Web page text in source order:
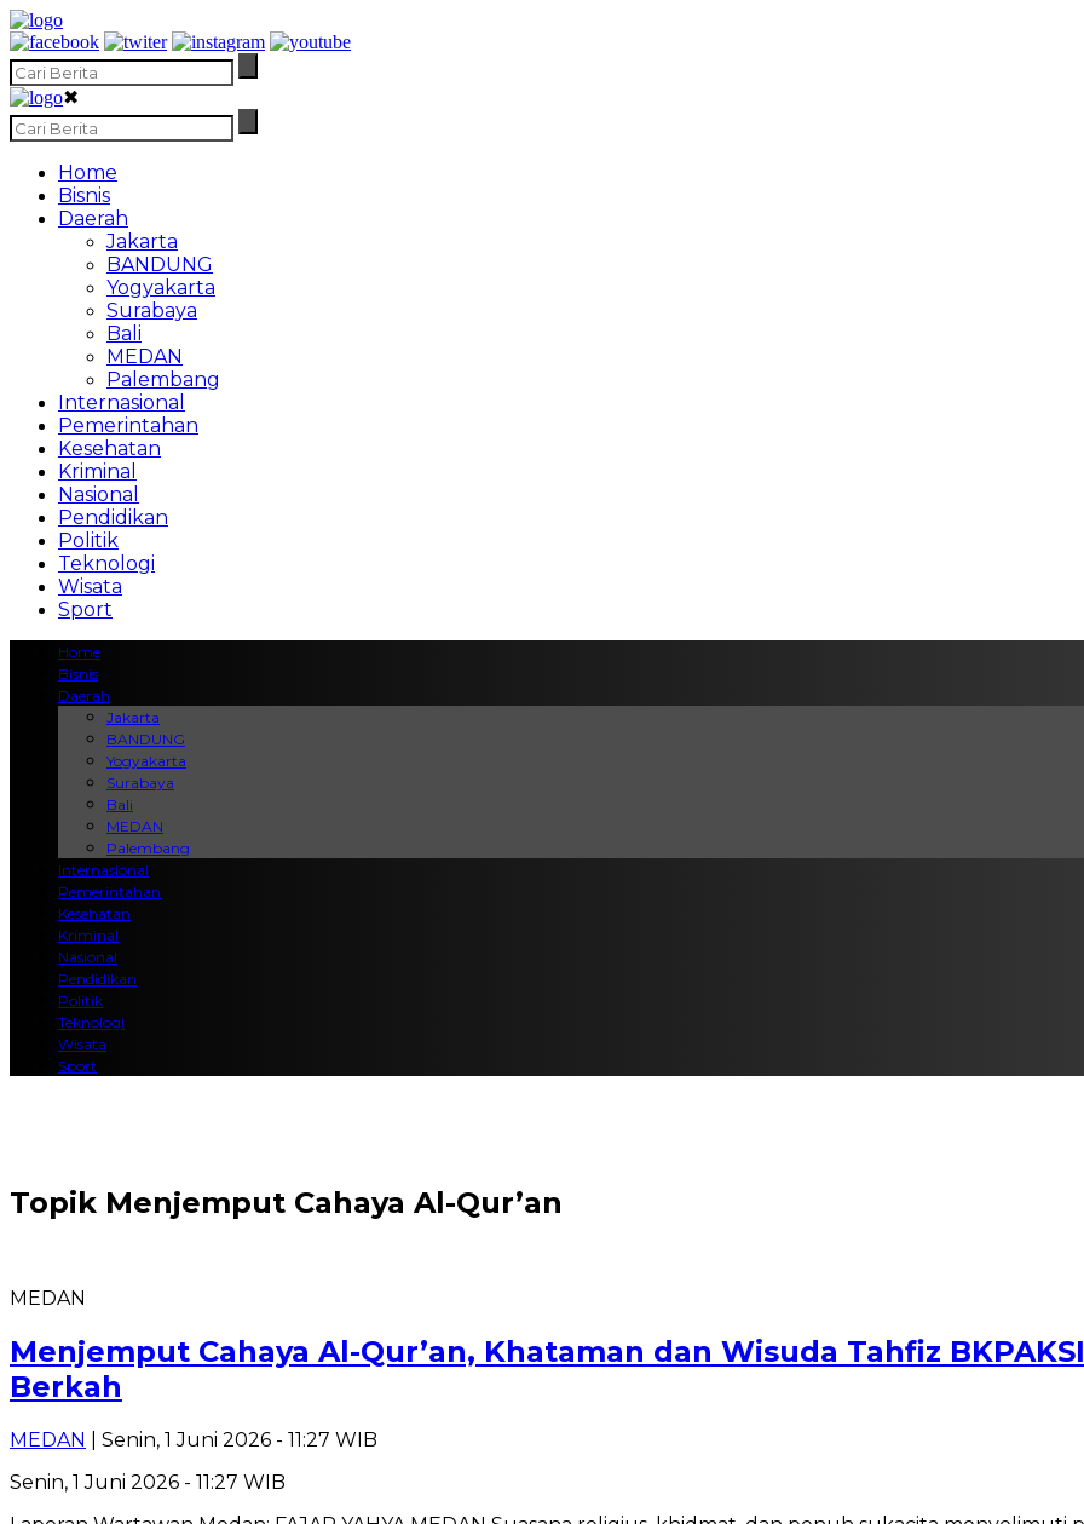
✖
Home
Bisnis
Daerah
Jakarta
BANDUNG
Yogyakarta
Surabaya
Bali
MEDAN
Palembang
Internasional
Pemerintahan
Kesehatan
Kriminal
Nasional
Pendidikan
Politik
Teknologi
Wisata
Sport
Home
Bisnis
Daerah
Jakarta
BANDUNG
Yogyakarta
Surabaya
Bali
MEDAN
Palembang
Internasional
Pemerintahan
Kesehatan
Kriminal
Nasional
Pendidikan
Politik
Teknologi
Wisata
Sport
Topik Menjemput Cahaya Al-Qur’an
MEDAN
Menjemput Cahaya Al-Qur’an, Khataman dan Wisuda Tahfiz
Berkah
MEDAN
| Senin, 1 Juni 2026 - 11:27 WIB
Senin, 1 Juni 2026 - 11:27 WIB